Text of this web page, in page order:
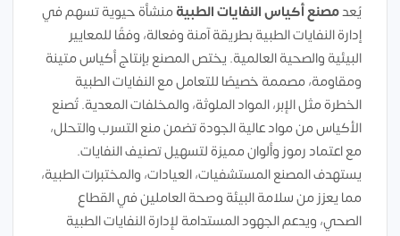
يُعدمصنع أكياس النفايات الطبيةمنشأة حيوية تسهم في
إدارة النفايات الطبية بطريقة آمنة وفعالة، وفقًا للمعايير
البيئية والصحية العالمية. يختص المصنع بإنتاج أكياس متينة
ومقاومة، مصممة خصيصًا للتعامل مع النفايات الطبية
الخطرة مثل الإبر، المواد الملوثة، والمخلفات المعدية. تُصنع
الأكياس من مواد عالية الجودة تضمن منع التسرب والتحلل،
مع اعتماد رموز وألوان مميزة لتسهيل تصنيف النفايات.
يستهدف المصنع المستشفيات، العيادات، والمختبرات الطبية،
مما يعزز من سلامة البيئة وصحة العاملين في القطاع
الصحي، ويدعم الجهود المستدامة لإدارة النفايات الطبية